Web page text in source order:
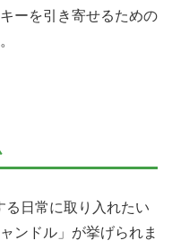
ーを引き寄せるための
る日常に取り入れたい
ンドル」が挙げられま